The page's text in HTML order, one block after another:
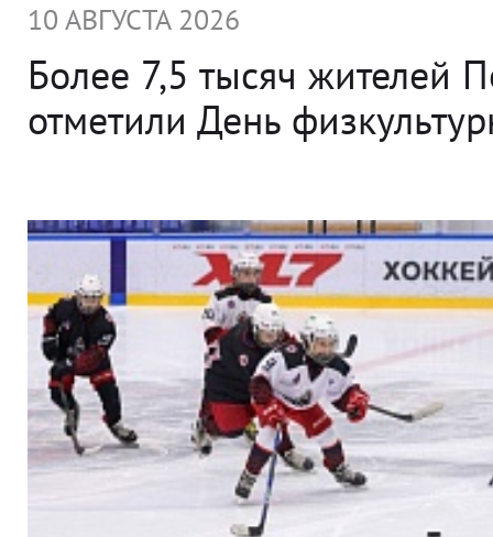
10 АВГУСТА 2026
Более 7,5 тысяч жителей
отметили День